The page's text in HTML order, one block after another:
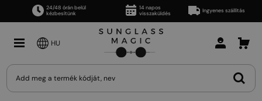
24/48 órán belül
kézbesítünk
14 napos
visszaküldés
Ingyenes szállítás
HU